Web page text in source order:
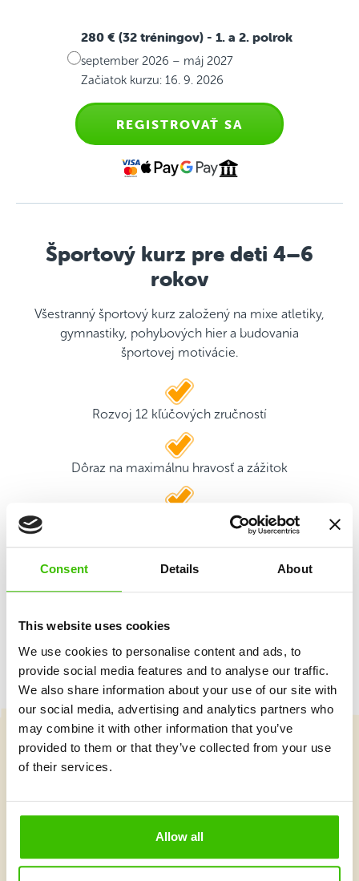
Consent Details About
This website uses cookies
We use cookies to personalise content and ads, to
provide social media features and to analyse our traffic.
We also share information about your use of our site with
our social media, advertising and analytics partners who
may combine it with other information that you’ve
provided to them or that they’ve collected from your use
of their services.
Allow all
280 € (32 tréningov) - 1. a 2. polrok
september 2026 – máj 2027
Začiatok kurzu: 16. 9. 2026
REGISTROVAŤ SA
Športový kurz pre deti 4–6
rokov
Všestranný športový kurz založený na mixe atletiky,
gymnastiky, pohybových hier a budovania
športovej motivácie.
Rozvoj 12 kľúčových zručností
Dôraz na maximálnu hravosť a zážitok
2 kvalifikovaní tréneri
Herný plán s motivačnými nálepkami
Čo je v Gymnathlone nové?